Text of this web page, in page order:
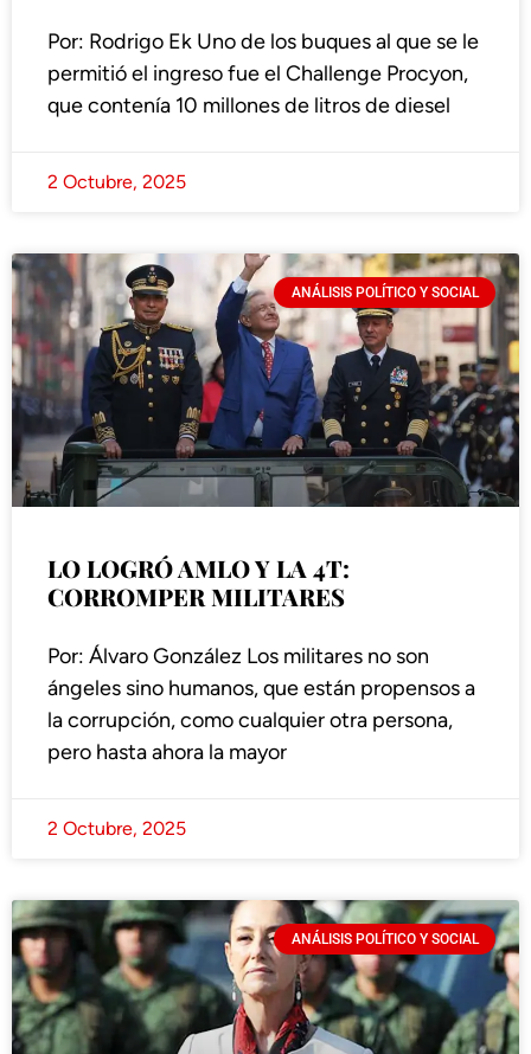
Por: Rodrigo Ek Uno de los buques al que se le
permitió el ingreso fue el Challenge Procyon,
que contenía 10 millones de litros de diesel
2 Octubre, 2025
ANÁLISIS POLÍTICO Y SOCIAL
LO LOGRÓ AMLO Y LA 4T:
CORROMPER MILITARES
Por: Álvaro González Los militares no son
ángeles sino humanos, que están propensos a
la corrupción, como cualquier otra persona,
pero hasta ahora la mayor
2 Octubre, 2025
ANÁLISIS POLÍTICO Y SOCIAL